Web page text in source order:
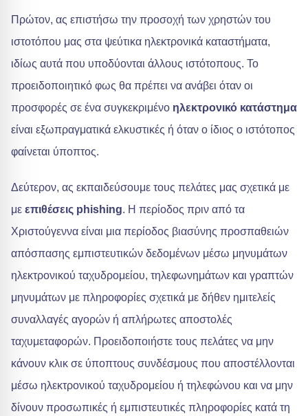
Πρώτον, ας επιστήσω την προσοχή των χρηστών του
ιστοτόπου μας στα ψεύτικα ηλεκτρονικά καταστήματα,
ιδίως αυτά που υποδύονται άλλους ιστότοπους. Το
προειδοποιητικό φως θα πρέπει να ανάβει όταν οι
προσφορές σε ένα συγκεκριμένο ηλεκτρονικό κατάστημα
είναι εξωπραγματικά ελκυστικές ή όταν ο ίδιος ο ιστότοπος
φαίνεται ύποπτος.
Δεύτερον, ας εκπαιδεύσουμε τους πελάτες μας σχετικά με
με επιθέσεις phishing. Η περίοδος πριν από τα
Χριστούγεννα είναι μια περίοδος βιασύνης προσπαθειών
απόσπασης εμπιστευτικών δεδομένων μέσω μηνυμάτων
ηλεκτρονικού ταχυδρομείου, τηλεφωνημάτων και γραπτών
μηνυμάτων με πληροφορίες σχετικά με δήθεν ημιτελείς
συναλλαγές αγορών ή απλήρωτες αποστολές
ταχυμεταφορών. Προειδοποιήστε τους πελάτες να μην
κάνουν κλικ σε ύποπτους συνδέσμους που αποστέλλονται
μέσω ηλεκτρονικού ταχυδρομείου ή τηλεφώνου και να μην
δίνουν προσωπικές ή εμπιστευτικές πληροφορίες κατά τη